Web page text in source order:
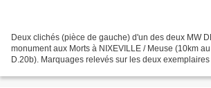
Deux clichés (pièce de gauche) d'un des deux MW
monument aux Morts à NIXEVILLE / Meuse (10km
D.20b). Marquages relevés sur les deux